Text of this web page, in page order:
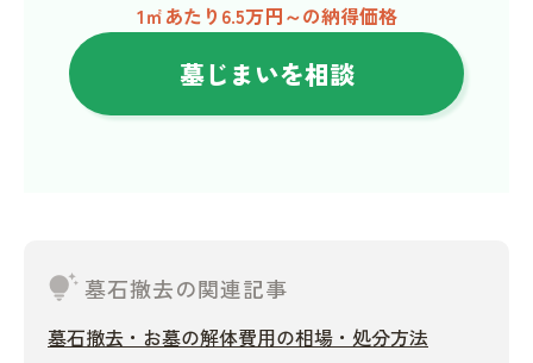
1㎡あたり6.5万円～の納得価格
墓じまいを相談
tips_and_updates墓石撤去の関連記事
墓石撤去・お墓の解体費用の相場・処分方法